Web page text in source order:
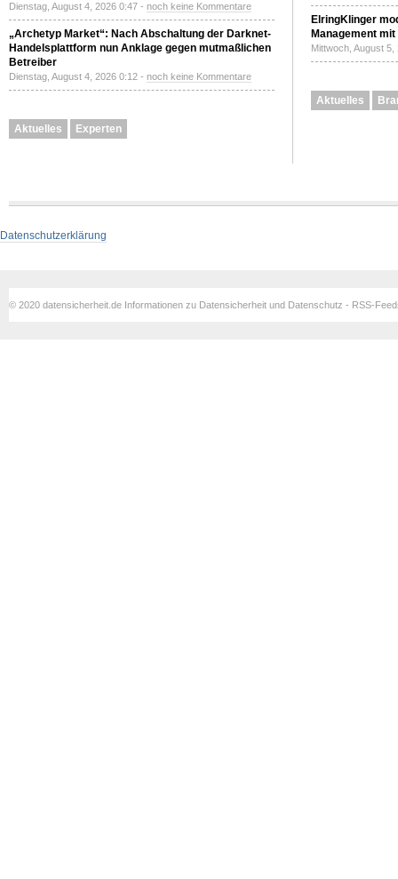
Dienstag, August 4, 2026 0:47 - noch keine Kommentare
„Archetyp Market“: Nach Abschaltung der Darknet-
Handelsplattform nun Anklage gegen mutmaßlichen
Betreiber
Dienstag, August 4, 2026 0:12 - noch keine Kommentare
Aktuelles Experten
ElringKlinger
Management
Mittwoch, August
Aktuelles
Datenschutzerklärung
© 2020 datensicherheit.de Informationen zu Datensicherheit und Datenschutz - RSS-